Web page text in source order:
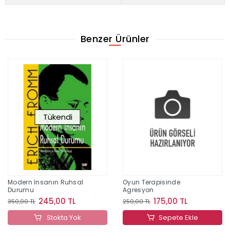
Benzer Ürünler
Tükendi
Modern İnsanın Ruhsal
Durumu
350,00 TL 245,00 TL
Stokta Yok
Oyun Terapisinde
Agresyon
250,00 TL 175,00 TL
Sepete Ekle